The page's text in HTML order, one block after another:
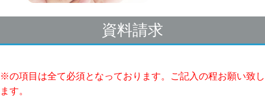
資料請求
※の項目は全て必須となっております。ご記入の程お願い致し
ます。